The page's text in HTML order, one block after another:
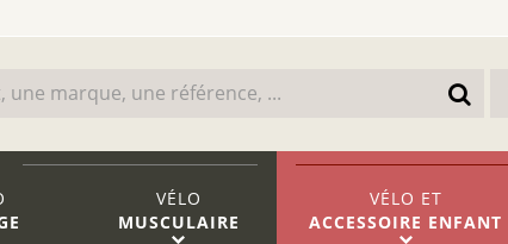
VÉLO
MUSCULAIRE
VÉLO ET
ACCESSOIRE ENFANT